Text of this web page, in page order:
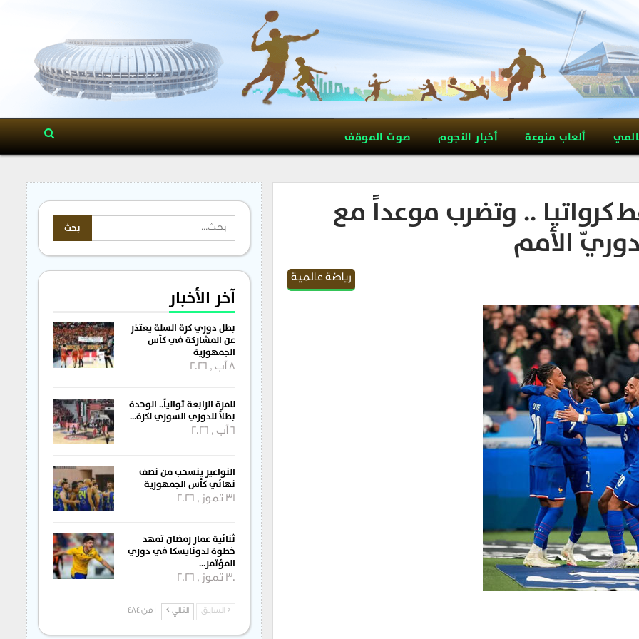
ألعاب منوعة أخبار النجوم صوت الموقف
كرواتيا .. وتضرب موعداً مع
الأمم
رياضة عالمية
آخر الأخبار
بطل دوري كرة السلة يعتذر
عن المشاركة في كأس
الجمهورية
8 آب , 2026
للمرة الرابعة توالياً.. الوحدة
بطلاً للدوري السوري لكرة…
6 آب , 2026
النواعير ينسحب من نصف
نهائي كأس الجمهورية
31 تموز , 2026
ثنائية عمار رمضان تمهد
خطوة لدونايسكا في دوري
المؤتمر…
30 تموز , 2026
السابق التالي 1 من 484